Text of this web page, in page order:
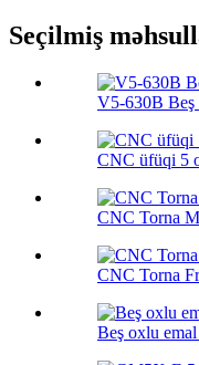
Seçilmiş
V5-630B
CNC üfüqi 5
CNC Torna
CNC Torna
Beş oxlu